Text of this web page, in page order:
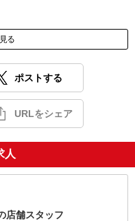
る
ポストする
URLをシェア
人
店舗スタッフ